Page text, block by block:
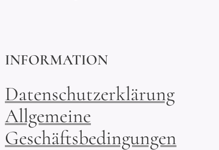
INFORMATION
Datenschutzerklärung
Allgemeine
Geschäftsbedingungen